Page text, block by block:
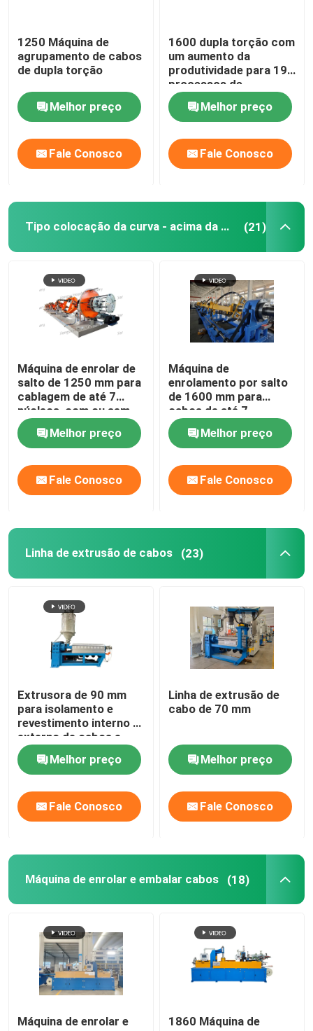
Tipo de quadro Strander
Máquina de ligação de cabos de torção única
ajuntando a máquina
Máquina de cabo de tipo arco
Máquina de embalagem de cabo
Máquina de gravação de cabo horizontal
Máquina de gravação do cabo
Equipamento auxiliar
1250 Máquina de
agrupamento de cabos
de dupla torção
Melhor preço
Fale Conosco
1600 dupla torção com
um aumento da
produtividade para 19
processos de
enxaguamento do
núcleoMelhor preço
Fale Conosco
Tipo colocação da curva - acima da máquina (21)
Máquina de enrolar de
salto de 1250 mm para
cablagem de até 7
núcleos, com ou sem
torção para trás
Melhor preço
Fale Conosco
Máquina de
enrolamento por salto
de 1600 mm para
cabos de até 7
núcleos, com ou sem
retrovisãoMelhor preço
Fale Conosco
Linha de extrusão de cabos (23)
Extrusora de 90 mm
para isolamento e
revestimento interno e
externo de cabos e
fios com PVC LSZH
HFFR XLPEMelhor preço
Fale Conosco
Linha de extrusão de
cabo de 70 mm
Melhor preço
Fale Conosco
Máquina de enrolar e embalar cabos (18)
Máquina de enrolar e
1860 Máquina de